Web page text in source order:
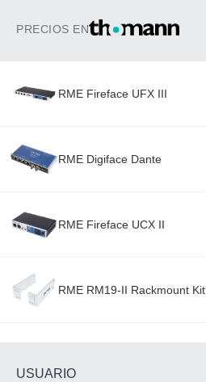
PRECIOS EN
RME Fireface UFX III
RME Digiface Dante
RME Fireface UCX II
RME RM19-II Rackmount Kit
USUARIO